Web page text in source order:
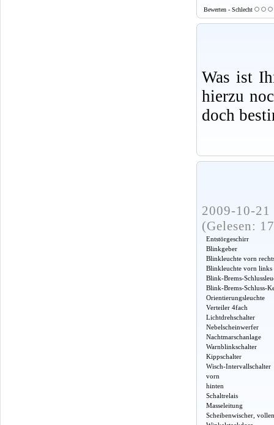
Bewerten - Schlecht
Was ist
hierzu
doch
2009-10-
(Gelesen:
Entstörgeschirr
Blinkgeber
Blinkleuchte vorn
Blinkleuchte vorn links
Blink-Brems-
Blink-Brems-Schluss-
Orientierungsleuchte
Verteiler 4fach
Lichtdrehschalter
Nebelscheinwerfer
Nachtmarschanlage
Warnblinkschalter
Kippschalter
Wisch-Intervallschalter
vorn
hinten
Schaltrelais
Masseleitung
Scheibenwischer,